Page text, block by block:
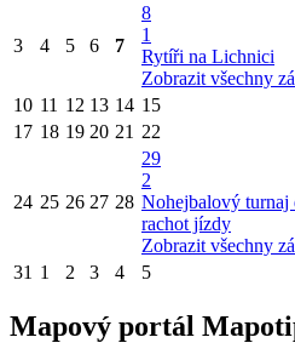
3 4 5 6 7
8
1
Rytíři na Lichnici
Zobrazit všechny
10 11 12 13 14 15
17 18 19 20 21 22
24 25 26 27 28
29
2
Nohejbalový turnaj
rachot jízdy
Zobrazit všechny
31 1 2 3 4 5
Mapový portál